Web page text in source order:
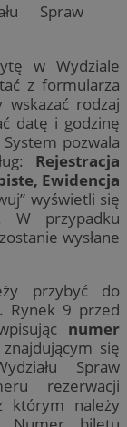
Spraw
w Wydziale
z formularza
wskazać rodzaj
datę i godzinę
pozwala
Rejestracja
Ewidencja
wyświetli się
W przypadku
wysłane
przybyć do
Rynek 9 przed
numer
się
Spraw
rezerwacji
którym należy